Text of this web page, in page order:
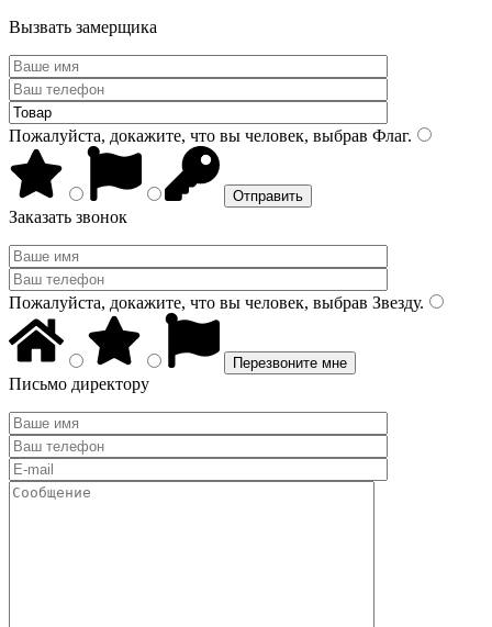
Вызвать замерщика
Пожалуйста, докажите, что вы человек, выбрав Флаг.
Заказать звонок
Пожалуйста, докажите, что вы человек, выбрав Звезду.
Письмо директору